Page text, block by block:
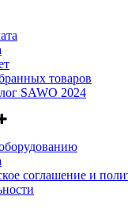
товаров
SAWO 2024
соглашение и